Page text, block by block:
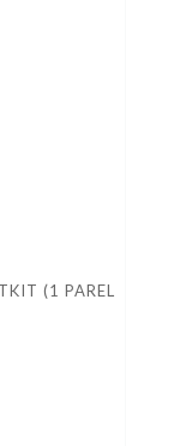
(1 PAREL